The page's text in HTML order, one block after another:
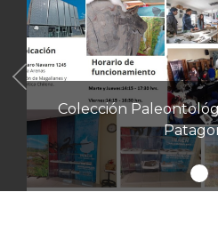
Colección
Anterior